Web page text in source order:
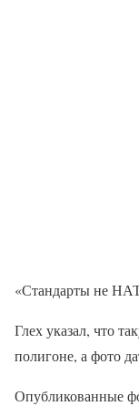
«Стандарты не
Глех указал, что
полигоне, а фото
Опубликованные